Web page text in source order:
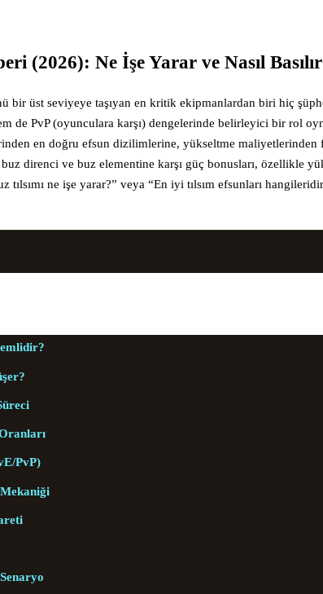
(2026): Ne İşe Yarar ve Nasıl
bir üst seviyeye taşıyan en kritik ekipmanlardan biri hiç
de PvP (oyunculara karşı) dengelerinde belirleyici bir rol
en doğru efsun dizilimlerine, yükseltme maliyetlerinden
direnci ve buz elementine karşı güç bonusları, özellikle
tılsımı ne işe yarar?” veya “En iyi tılsım efsunları
PvP)